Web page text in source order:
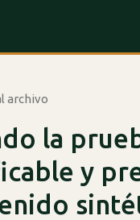
archivo
la
y